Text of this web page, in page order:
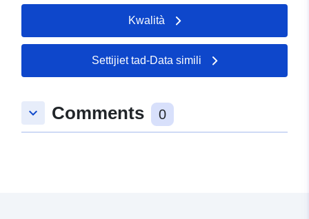
Kwalità
Settijiet tad-Data simili
keyboard_arrow_down Comments 0